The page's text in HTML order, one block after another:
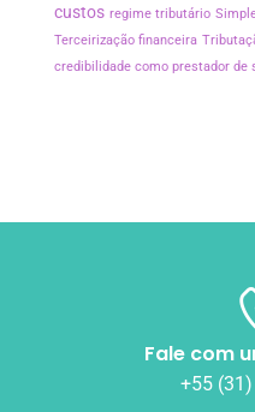
custos regime tributário
Terceirização financeira
credibilidade como prestador de
Fale com
+55